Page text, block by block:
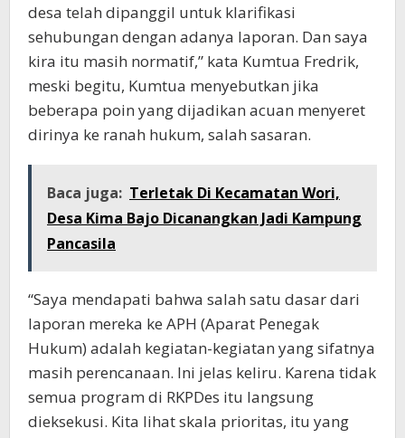
desa telah dipanggil untuk klarifikasi
sehubungan dengan adanya laporan. Dan saya
kira itu masih normatif,” kata Kumtua Fredrik,
meski begitu, Kumtua menyebutkan jika
beberapa poin yang dijadikan acuan menyeret
dirinya ke ranah hukum, salah sasaran.
Baca juga: Terletak Di Kecamatan Wori,
Desa Kima Bajo Dicanangkan Jadi Kampung
Pancasila
“Saya mendapati bahwa salah satu dasar dari
laporan mereka ke APH (Aparat Penegak
Hukum) adalah kegiatan-kegiatan yang sifatnya
masih perencanaan. Ini jelas keliru. Karena tidak
semua program di RKPDes itu langsung
dieksekusi. Kita lihat skala prioritas, itu yang